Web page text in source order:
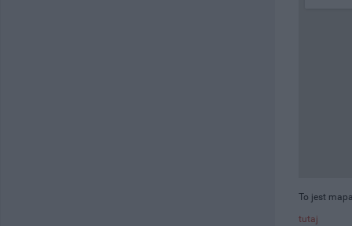
To jest
tutaj